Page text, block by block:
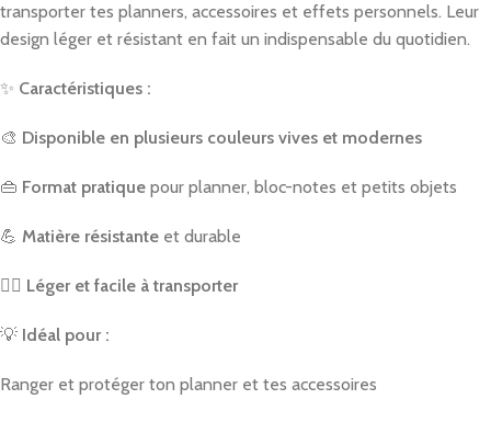
transporter tes planners, accessoires et effets personnels. Leur
design léger et résistant en fait un indispensable du quotidien.
✨ Caractéristiques :
🎨 Disponible en plusieurs couleurs vives et modernes
👜 Format pratique pour planner, bloc-notes et petits objets
💪 Matière résistante et durable
🚶‍♀️ Léger et facile à transporter
💡 Idéal pour :
Ranger et protéger ton planner et tes accessoires